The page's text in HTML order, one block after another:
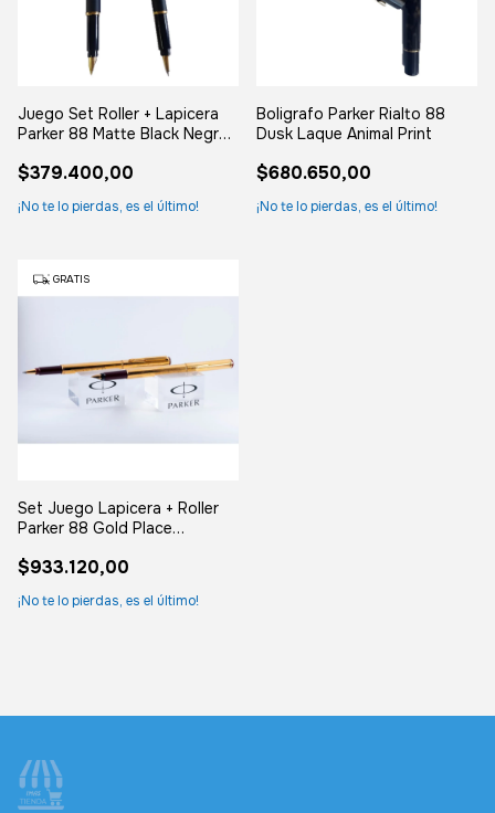
Juego Set Roller + Lapicera
Parker 88 Matte Black Negro
$379.400,00
¡No te lo pierdas, es el último!
Boligrafo Parker Rialto 88
Dusk Laque Animal Print
$680.650,00
¡No te lo pierdas, es el último!
GRATIS
Set Juego Lapicera + Roller
Parker 88 Gold Place
$933.120,00
¡No te lo pierdas, es el último!